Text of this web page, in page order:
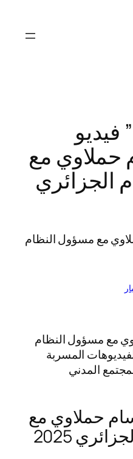
حملاوي مع
الجزائري
مع مسؤول النظام
المسربة
المدني
حملاوي مع
2025